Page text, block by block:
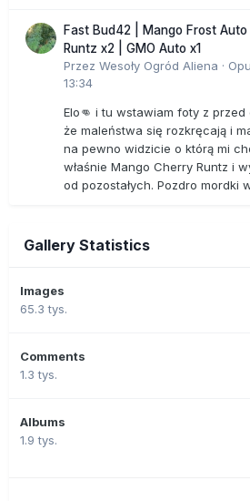
Fast Bud42 | Mango Frost
Runtz x2 | GMO Auto x1
Przez Wesoły Ogród Aliena ·
13:34
Elo👊 i tu wstawiam foty z
że maleństwa się rozkręcają i
na pewno widzicie o którą mi
właśnie Mango Cherry Runtz i
od pozostałych. Pozdro mordki
Gallery Statistics
Images
65.3 tys.
Comments
1.3 tys.
Albums
1.9 tys.